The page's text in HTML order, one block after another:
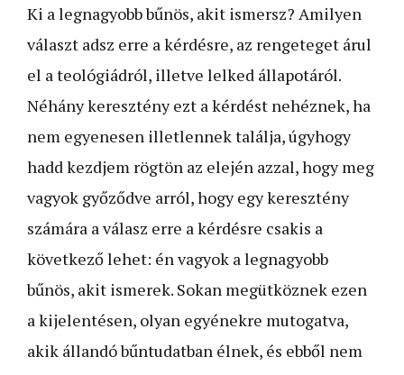
Ki a legnagyobb bűnös, akit ismersz? Amilyen
választ adsz erre a kérdésre, az rengeteget árul
el a teológiádról, illetve lelked állapotáról.
Néhány keresztény ezt a kérdést nehéznek, ha
nem egyenesen illetlennek találja, úgyhogy
hadd kezdjem rögtön az elején azzal, hogy meg
vagyok győződve arról, hogy egy keresztény
számára a válasz erre a kérdésre csakis a
következő lehet: én vagyok a legnagyobb
bűnös, akit ismerek. Sokan megütköznek ezen
a kijelentésen, olyan egyénekre mutogatva,
akik állandó bűntudatban élnek, és ebből nem